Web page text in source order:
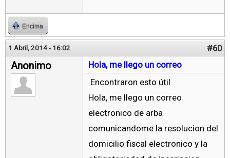
Encima
1 Abril, 2014 - 16:02 #60
Anonimo
Hola, me llego un correo
Encontraron esto útil
Hola, me llego un correo
electronico de arba
comunicandome la resolucion del
domicilio fiscal electronico y la